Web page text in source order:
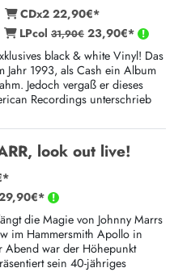
CDx2 22,90€*
LPcol 31,90€ 23,90€*
black & white Vinyl! Das
Jahr 1993, als Cash ein Album
Jedoch vergaß er dieses
Recordings unterschrieb
look out live!
die Magie von Johnny Marrs
im Hammersmith Apollo in
Abend war der Höhepunkt
sein 40-jähriges